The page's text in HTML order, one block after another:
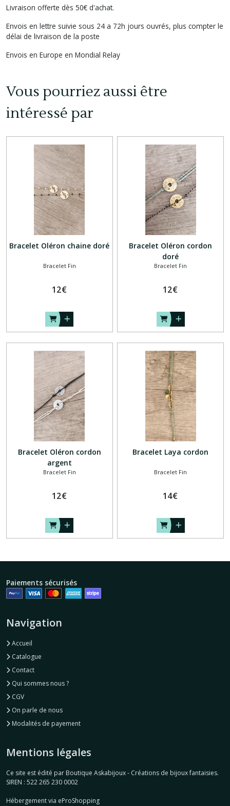
Livraison offerte dès 50€ d'achat.
Envois en lettre suivie sous 24 a 72h jours ouvrés, plus compter le
délai de livraison de la poste
Envois en Europe en Mondial Relay
Vous pourriez aussi être
intéressé par
Bracelet Oléron chaine doré
Bracelet Fin
12€
Bracelet Oléron cordon
doré
Bracelet Fin
12€
Bracelet Oléron cordon
argent
Bracelet Fin
12€
Bracelet Laya cordon
Bracelet Fin
14€
Paiements sécurisés
Navigation
Accueil
Catalogue
Contact
Qui sommes nous ?
CGV
On parle de nous
Modalités de payement
Mentions légales
Ce site est édité par Boutique Askabijoux - Créations de bijoux fantaisies.
SIREN : 522 265 230 0002
Hébergement via eProShopping